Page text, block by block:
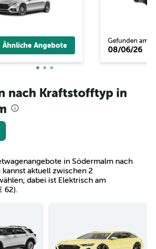
Ähnliche Angebote
Gefunden am
08/06/26
nach Kraftstofftyp in
in Södermalm nach
aktuell zwischen 2
dabei ist Elektrisch am
62).